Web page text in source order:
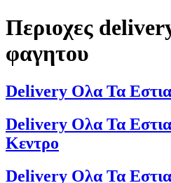
Περιοχες
φαγητου
Delivery Ολα Τα
Delivery Ολα Τα
Κεντρο
Delivery Ολα Τα